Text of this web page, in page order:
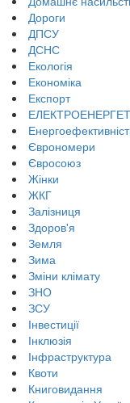
Дороги
ДПСУ
ДСНС
Екологія
Економіка
Експорт
Єврономери
Євросоюз
Жінки
ЖКГ
Залізниця
Здоров'я
Земля
Зима
Зміни клімату
ЗНО
ЗСУ
Інвестиції
Інклюзія
Інфраструктура
Квоти
Книговидання